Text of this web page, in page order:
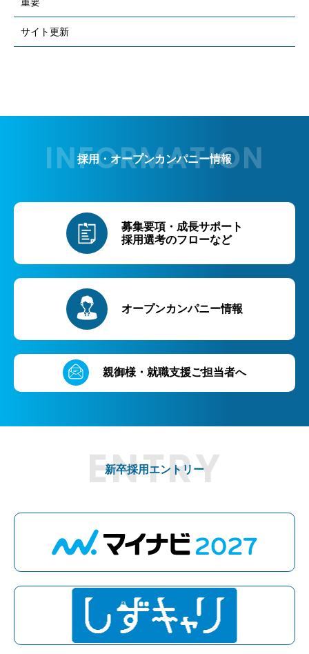
サイト更新
採用・オープンカンパニー情報
募集要項・成長サポート
採用選考のフローなど
オープンカンパニー情報
親御様・就職支援ご担当者へ
新卒採用エントリー